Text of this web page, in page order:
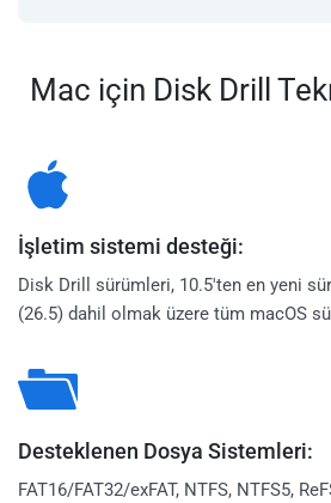
Mac için Disk Drill
İşletim sistemi desteği:
Disk Drill sürümleri, 10.5'ten en yeni
(26.5) dahil olmak üzere tüm macOS
Desteklenen Dosya Sistemleri:
FAT16/FAT32/exFAT, NTFS, NTFS5,